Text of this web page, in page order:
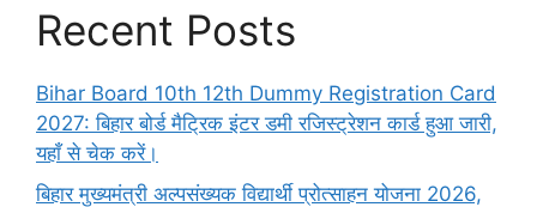
Recent Posts
Bihar Board 10th 12th Dummy Registration Card
2027: बिहार बोर्ड मैट्रिक इंटर डमी रजिस्ट्रेशन कार्ड हुआ जारी,
यहाँ से चेक करें।
बिहार मुख्यमंत्री अल्पसंख्यक विद्यार्थी प्रोत्साहन योजना 2026,